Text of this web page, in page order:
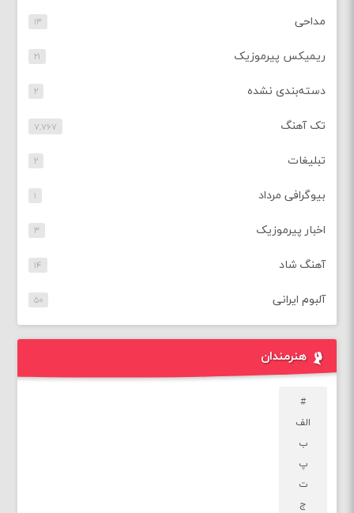
مداحی ۱۳
ریمیکس پیرموزیک ۲۱
دسته‌بندی نشده ۲
تک آهنگ ۷,۷۶۷
تبلیغات ۲
بیوگرافی مرداد ۱
اخبار پیرموزیک ۳
آهنگ شاد ۱۴
آلبوم ایرانی ۵۰
هنرمندان
#
الف
ب
پ
ت
ج